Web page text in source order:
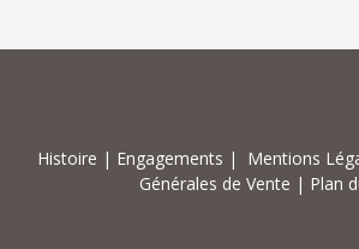
Histoire | Engagements | Mentions
Générales de Vente | Plan